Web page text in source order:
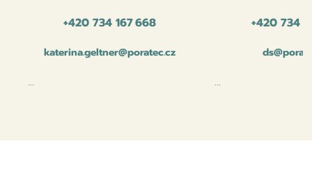
+420 734 167 668
katerina.geltner@poratec.cz
...
+420 734
...